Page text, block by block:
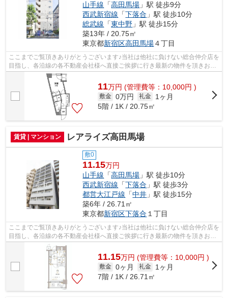
山手線 「高田馬場 」駅 徒歩9分
西武新宿線 「下落合 」駅 徒歩10分
総武線 「東中野 」駅 徒歩15分
築13年 / 20.75㎡
東京都新宿区高田馬場４丁目
ここまでご覧頂きありがとうございます♪当社は他社に負けない総合仲介店を
目指し、各沿線の各不動産会社様へ直接ご挨拶に行き最新の物件を頂きお客
様へ提供しております！最新の情報は...
11万円 (管理費等：10,000円 )
敷金 0万円 礼金
1ヶ月
5階 / 1K / 20.75㎡
賃貸 | マンション レアライズ高田馬場
敷0
11.15万円
山手線 「高田馬場 」駅 徒歩10分
西武新宿線 「下落合 」駅 徒歩3分
都営大江戸線 「中井 」駅 徒歩15分
築6年 / 26.71㎡
東京都新宿区下落合 １丁目
ここまでご覧頂きありがとうございます♪当社は他社に負けない総合仲介店を
目指し、各沿線の各不動産会社様へ直接ご挨拶に行き最新の物件を頂きお客
様へ提供しております！最新の情報は...
11.15万円 (管理費等：10,000円 )
敷金 0ヶ月 礼金
1ヶ月
7階 / 1K / 26.71㎡